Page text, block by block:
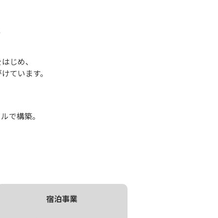
じめ、
ています。
で構築。
宿泊事業